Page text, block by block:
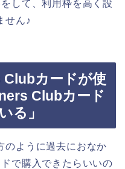
して、利用枠を高く設
せん♪
カードが使
Clubカード
る」
のように過去におなか
で購入できたらいいの